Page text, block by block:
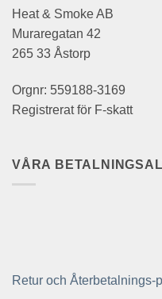
Heat & Smoke AB
Muraregatan 42
265 33 Åstorp
Orgnr: 559188-3169
Registrerat för F-skatt
VÅRA
Retur och Återbetalnings-